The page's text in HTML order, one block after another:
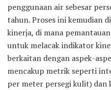
penggunaan air sebesar
tahun. Proses ini kemudian
kinerja, di mana
untuk melacak indikator
berkaitan dengan aspek-
mencakup metrik seperti
per meter persegi kulit) dan